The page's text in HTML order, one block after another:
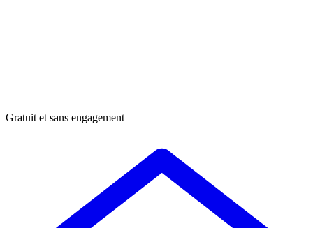
Gratuit et sans engagement